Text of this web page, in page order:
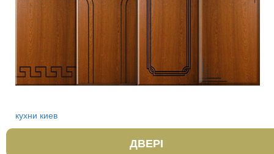
кухни киев
ДВЕРІ